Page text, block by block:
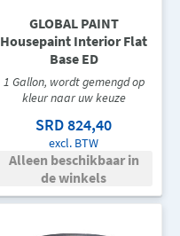
GLOBAL PAINT
Housepaint Interior Flat
Base ED
1 Gallon, wordt gemengd op
kleur naar uw keuze
SRD 824,40
excl. BTW
Alleen beschikbaar in
de winkels